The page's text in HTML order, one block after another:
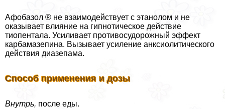
Афобазол ® не взаимодействует с этанолом и не
оказывает влияние на гипнотическое действие
тиопентала. Усиливает противосудорожный эффект
карбамазепина. Вызывает усиление анксиолитического
действия диазепама.
Способ применения и дозы
Внутрь, после еды.